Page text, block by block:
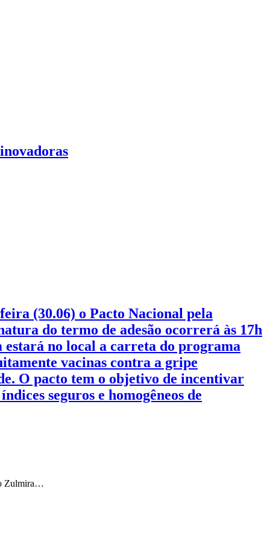
(30.06) o Pacto Nacional pela
do termo de adesão ocorrerá às 17h
estará no local a carreta do programa
vacinas contra a gripe
O pacto tem o objetivo de incentivar
seguros e homogêneos de
Zulmira…